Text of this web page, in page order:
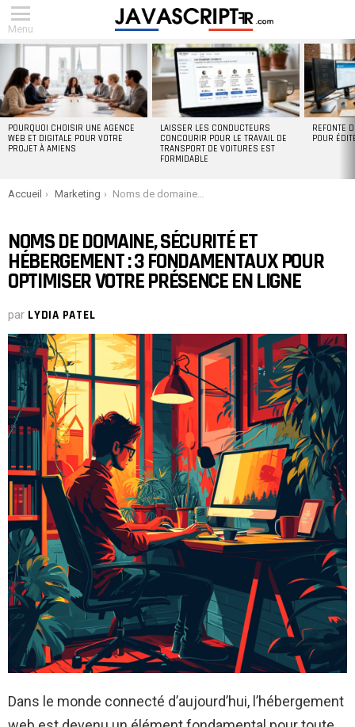
Menu
POURQUOI CHOISIR UNE AGENCE
WEB ET DIGITALE POUR VOTRE
PROJET À AMIENS
LAISSER LES CONDUCTEURS
CONCOURIR POUR LE TRAVAIL DE
TRANSPORT DE VOITURES EST
FORMIDABLE
REFONTE
POUR
You are here:
Accueil Marketing Noms de domaine, sécurité et hébergement : 3 fondamentaux pour optimiser votre présence en ligne
NOMS DE DOMAINE, SÉCURITÉ ET
HÉBERGEMENT : 3 FONDAMENTAUX POUR
OPTIMISER VOTRE PRÉSENCE EN LIGNE
par LYDIA PATEL
Dans le monde connecté d’aujourd’hui, l’hébergement